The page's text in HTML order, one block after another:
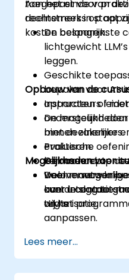
toegepast voor
rechtstreeks op
kosten besparen.
Aan het einde van
deelnemers in staat
De belangrijkste
lichtgewicht
leggen.
Geschikte
bepalen voor AI-
apparaten of
De
binnen zakelijke
evalueren.
Gebaseerd op
weloverwogen
over
organisatie.
Opbouw van de
Instructeurs
ondersteund
met deelnemers.
Praktische
kernconcepten
Deelnemers
aan de slag te
LLM’s.
Mogelijkheden voor
Voor
kunt u contact
wij het
aanpassen.
Lees meer...